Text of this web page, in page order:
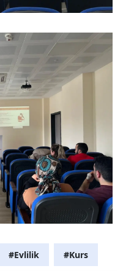
#Evlilik #Kurs